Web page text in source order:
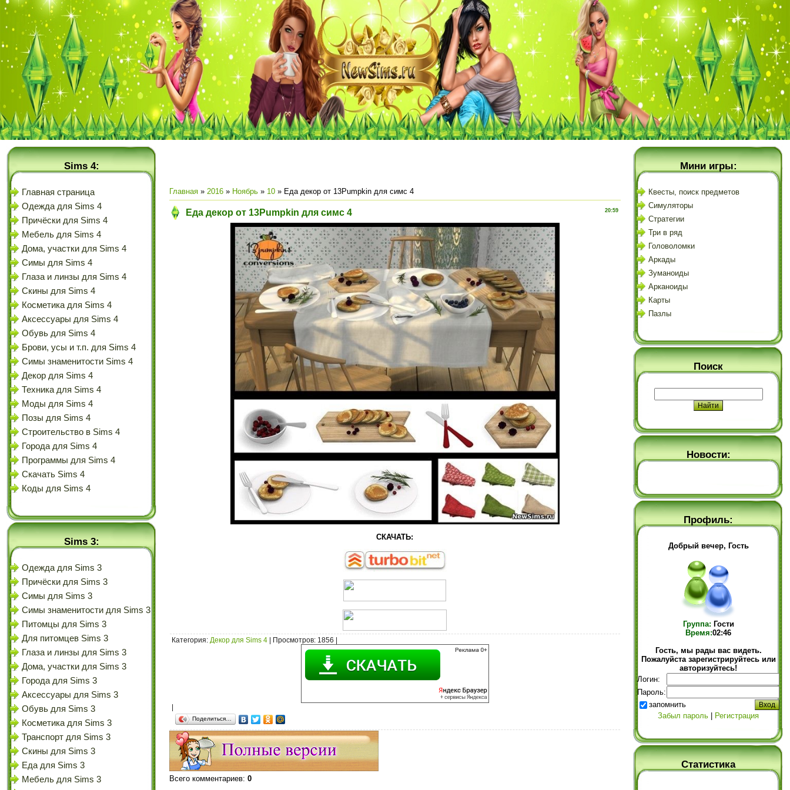
Sims 4:
Главная страница
Одежда для Sims 4
Причёски для Sims 4
Мебель для Sims 4
Дома, участки для Sims 4
Симы для Sims 4
Глаза и линзы для Sims 4
Скины для Sims 4
Косметика для Sims 4
Аксессуары для Sims 4
Обувь для Sims 4
Брови, усы и т.п. для Sims 4
Симы знаменитости Sims 4
Декор для Sims 4
Техника для Sims 4
Моды для Sims 4
Позы для Sims 4
Строительство в Sims 4
Города для Sims 4
Программы для Sims 4
Скачать Sims 4
Коды для Sims 4
Sims 3:
Одежда для Sims 3
Причёски для Sims 3
Симы для Sims 3
Симы знаменитости для Sims 3
Питомцы для Sims 3
Для питомцев Sims 3
Глаза и линзы для Sims 3
Дома, участки для Sims 3
Города для Sims 3
Аксессуары для Sims 3
Обувь для Sims 3
Косметика для Sims 3
Транспорт для Sims 3
Скины для Sims 3
Еда для Sims 3
Мебель для Sims 3
Главная » 2016 » Ноябрь » 10 » Еда декор от 13Pumpkin для симс 4
20:59
Еда декор от 13Pumpkin для симс 4
СКАЧАТЬ:
Категория: Декор для Sims 4 Просмотров: 1856 |
Поделиться…
Всего комментариев: 0
Мини игры:
Квесты, поиск предметов
Симуляторы
Стратегии
Три в ряд
Головоломки
Аркады
Зуманоиды
Арканоиды
Карты
Пазлы
Поиск
Новости:
Профиль:
Добрый вечер, Гость
Группа: Гости
Время:02:46
Гость, мы рады вас видеть.
Пожалуйста зарегистрируйтесь или
авторизуйтесь!
Логин:
Пароль:
запомнить
Забыл пароль
Регистрация
Статистика